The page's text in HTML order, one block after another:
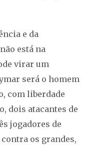
e da
está na
virar um
será o homem
com liberdade
dois atacantes de
jogadores de
os grandes,